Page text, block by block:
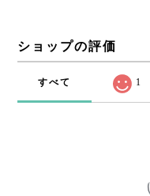
ショップの評価
すべて 1